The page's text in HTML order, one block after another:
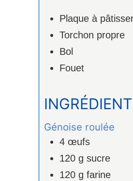
Plaque à
Torchon propre
Bol
Fouet
Génoise roulée
4 œufs
120 g sucre
120 g farine